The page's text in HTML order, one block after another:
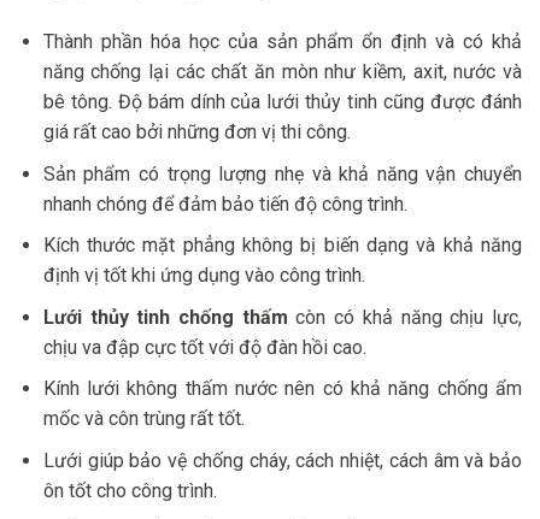
Thành phần hóa học của sản phẩm ổn định và có khả
năng chống lại các chất ăn mòn như kiềm, axit, nước và
bê tông. Độ bám dính của lưới thủy tinh cũng được đánh
giá rất cao bởi những đơn vị thi công.
Sản phẩm có trọng lượng nhẹ và khả năng vận chuyển
nhanh chóng để đảm bảo tiến độ công trình.
Kích thước mặt phẳng không bị biến dạng và khả năng
định vị tốt khi ứng dụng vào công trình.
Lưới thủy tinh chống thấm còn có khả năng chịu lực,
chịu va đập cực tốt với độ đàn hồi cao.
Kính lưới không thấm nước nên có khả năng chống ẩm
mốc và côn trùng rất tốt.
Lưới giúp bảo vệ chống cháy, cách nhiệt, cách âm và bảo
ôn tốt cho công trình.